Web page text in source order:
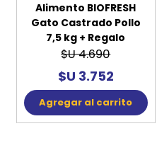
Alimento BIOFRESH
Gato Castrado Pollo
7,5 kg + Regalo
$U 4.690
$U 3.752
Agregar al carrito